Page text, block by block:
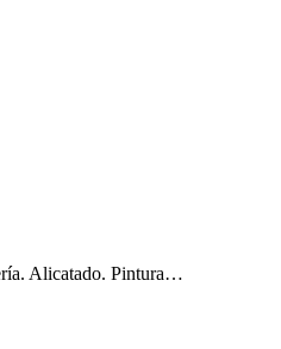
Alicatado. Pintura…